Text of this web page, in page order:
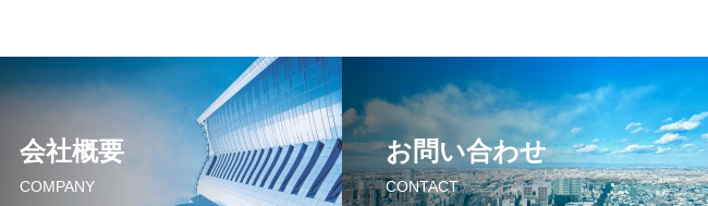
会社概要
COMPANY
お問い合わせ
CONTACT